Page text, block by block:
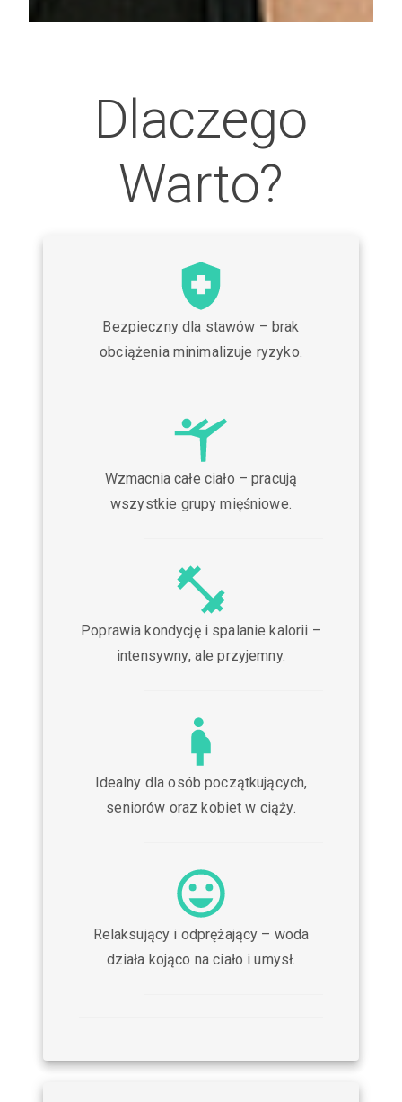
Dlaczego
Warto?
Bezpieczny dla stawów – brak
obciążenia minimalizuje ryzyko.
Wzmacnia całe ciało – pracują
wszystkie grupy mięśniowe.
Poprawia kondycję i spalanie kalorii –
intensywny, ale przyjemny.
Idealny dla osób początkujących,
seniorów oraz kobiet w ciąży.
Relaksujący i odprężający – woda
działa kojąco na ciało i umysł.